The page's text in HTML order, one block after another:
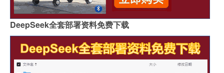
DeepSeek全套部署资料免费下载